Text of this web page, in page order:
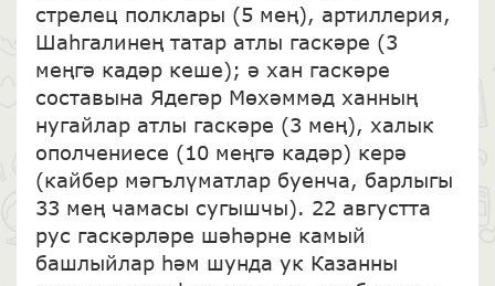
стрелец полклары (5 мең), артиллерия,
Шаһгалинең татар атлы гаскәре (3
меңгә кадәр кеше); ә хан гаскәре
составына Ядегәр Мөхәммәд ханның
нугайлар атлы гаскәре (3 мең), халык
ополчениесе (10 меңгә кадәр) керә
(кайбер мәгълүматлар буенча, барлыгы
33 мең чамасы сугышчы). 22 августта
рус гаскәрләре шәһәрне камый
башлыйлар һәм шунда ук Казанны